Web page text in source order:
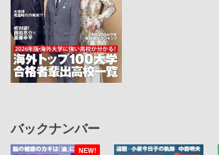
バックナンバー
NEW!